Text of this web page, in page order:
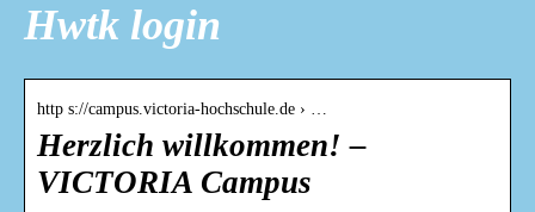
Hwtk login
http s://campus.victoria-hochschule.de › …
Herzlich willkommen! –
VICTORIA Campus